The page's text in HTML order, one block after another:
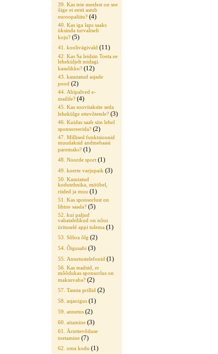
39. Kas teie meelest on see
õige et eesti astub
euroopaliitu? (4)
40. Kas iga laps saaks
üksinda turvaliselt
koju? (5)
41. koolivägivald (11)
42. Kas Sa leidsin Toeta.ee
leheküljelt midagi
kasulikku? (12)
43. kasutatud asjade
pood (2)
44. Abipalved e-
mailile? (4)
45. Kas soovitaksite seda
lehekülge ettevõtetele? (3)
46. Kuidas saab siin lehel
sponsoreerida? (2)
47. Millised funktsioonid
muudaksid andmebaasi
paremaks? (1)
48. Noorde sport (1)
49. koerte varjupaik (3)
50. Kasutatud
kodutehnika, mööbel,
riided ja muu (1)
51. Kas sponsorlust on
lihtne saada? (5)
52. kui paljud
vabatahtlikud on nõus
ürituselé appi tulema (1)
53. Sõbra õlg (2)
54. Õigusabi (3)
55. Annetustelefonid (1)
56. Kas teadsid, et
mõõdukas sponsorlus on
maksuvaba? (2)
57. Tasuta prillid (2)
58. asjaoigus (1)
59. annetus (2)
60. aitamine (3)
61. Äriettevõtluse
toetamine (7)
62. oma kodu (1)